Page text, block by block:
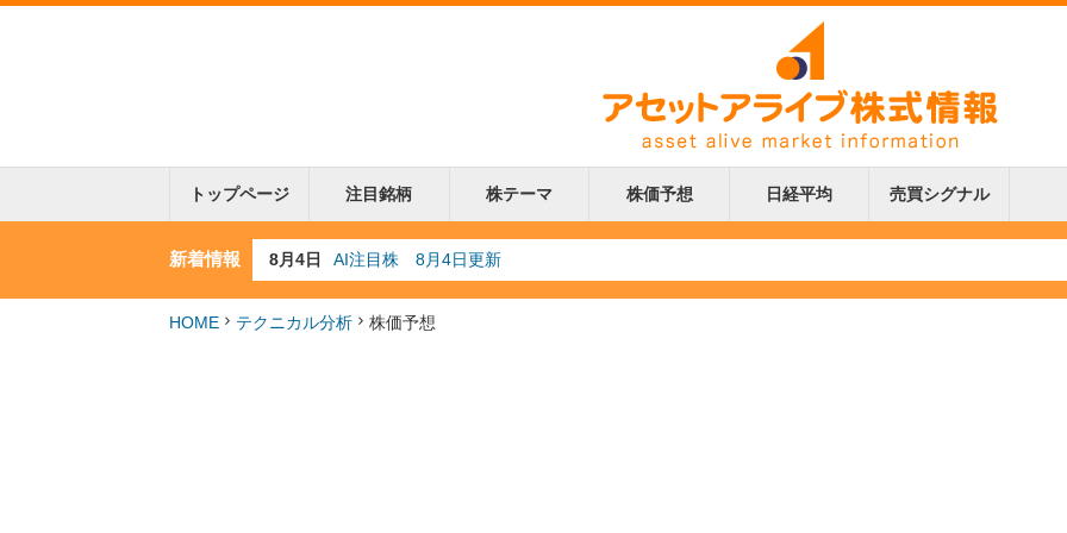
トップページ 注目銘柄 株テーマ 株価予想 日経平均 売買シグナル
新着情報 8月3日
人気業種注目株 8月3日更新
8月2日
金融注目株 8月2日更新
7月10日
半導体注目株 7月10日更新
HOME テクニカル分析 株価予想